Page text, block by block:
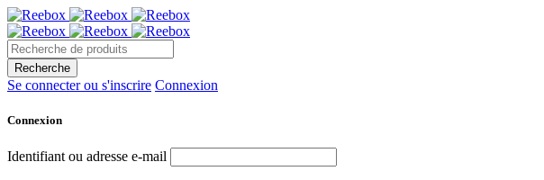
Se connecter ou s'inscrire Connexion
Connexion
Identifiant ou adresse e-mail